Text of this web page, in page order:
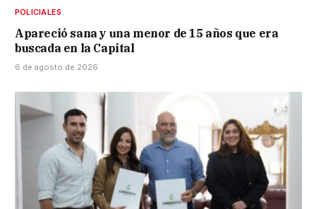
POLICIALES
Apareció sana y una menor de 15 años que era
buscada en la Capital
6 de agosto de 2026